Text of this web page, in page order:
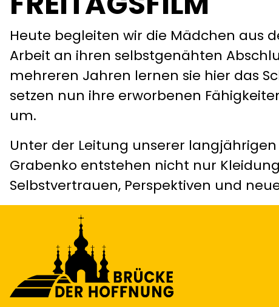
Heute begleiten wir die Mädchen aus
Arbeit an ihren selbstgenähten
mehreren Jahren lernen sie hier das
setzen nun ihre erworbenen
um.
Unter der Leitung unserer
Grabenko entstehen nicht nur
Selbstvertrauen, Perspektiven und